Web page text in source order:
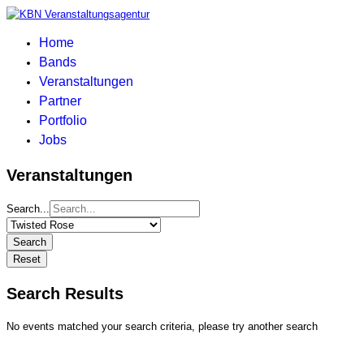
Home
Bands
Veranstaltungen
Partner
Portfolio
Jobs
Veranstaltungen
Search...
Search
Reset
Search Results
No events matched your search criteria, please try another search